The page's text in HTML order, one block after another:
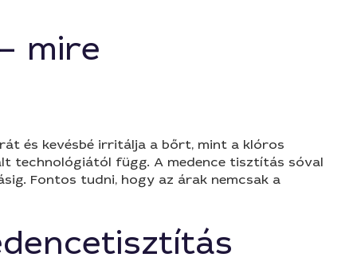
mire
és kevésbé irritálja a bőrt, mint a klóros
technológiától függ. A medence tisztítás sóval
Fontos tudni, hogy az árak nemcsak a